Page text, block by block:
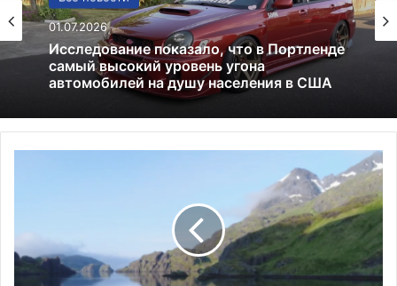
Все новости
01.07.2026
автомобилей на душу населения в США
США
13.06.2025
Америка имеет огромный избыток сыра
е